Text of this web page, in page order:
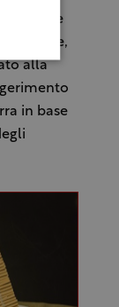
di birre,
alla
in base